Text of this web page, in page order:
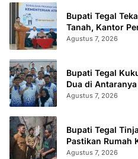
Bupati Tegal
Tanah, Kantor
Sertifikat Terbit
Agustus 7, 2026
Bupati Tegal
Dua di
Agustus 7, 2026
Bupati Tegal
Pastikan Rumah
Agustus 7, 2026